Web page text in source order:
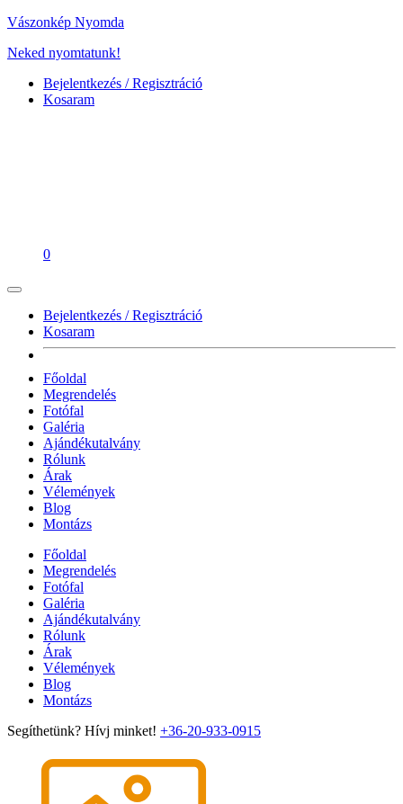
Vászonkép Nyomda
Neked nyomtatunk!
Bejelentkezés / Regisztráció
Kosaram
0
Bejelentkezés / Regisztráció
Kosaram
Főoldal
Megrendelés
Fotófal
Galéria
Ajándékutalvány
Rólunk
Árak
Vélemények
Blog
Montázs
Főoldal
Megrendelés
Fotófal
Galéria
Ajándékutalvány
Rólunk
Árak
Vélemények
Blog
Montázs
Segíthetünk? Hívj minket! +36-20-933-0915